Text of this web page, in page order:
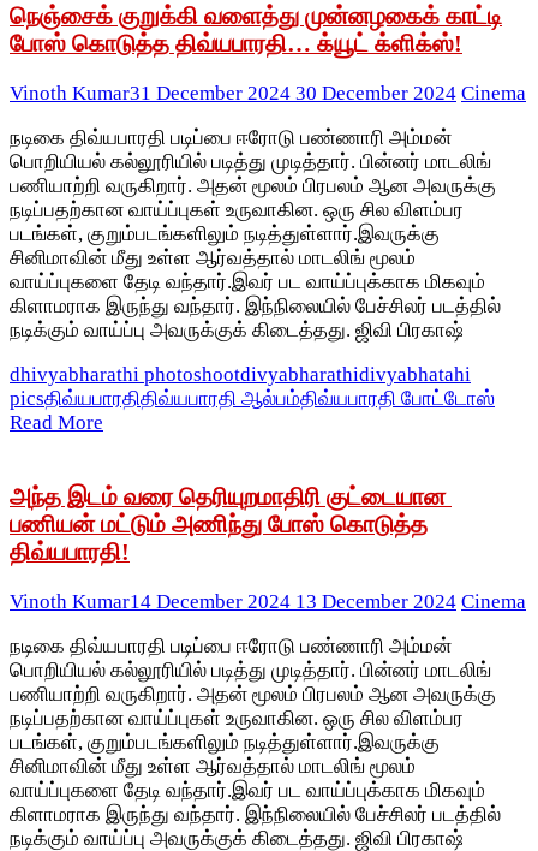
நெஞ்சைக் குறுக்கி வளைத்து முன்னழகைக் காட்டி
போஸ் கொடுத்த திவ்யபாரதி… க்யூட் க்ளிக்ஸ்!
Vinoth Kumar31 December 2024 30 December 2024 Cinema
நடிகை திவ்யபாரதி படிப்பை ஈரோடு பண்ணாரி அம்மன்
பொறியியல் கல்லூரியில் படித்து முடித்தார். பின்னர் மாடலிங்
பணியாற்றி வருகிறார். அதன் மூலம் பிரபலம் ஆன அவருக்கு
நடிப்பதற்கான வாய்ப்புகள் உருவாகின. ஒரு சில விளம்பர
படங்கள், குறும்படங்களிலும் நடித்துள்ளார்.இவருக்கு
சினிமாவின் மீது உள்ள ஆர்வத்தால் மாடலிங் மூலம்
வாய்ப்புகளை தேடி வந்தார்.இவர் பட வாய்ப்புக்காக மிகவும்
கிளாமராக இருந்து வந்தார். இந்நிலையில் பேச்சிலர் படத்தில்
நடிக்கும் வாய்ப்பு அவருக்குக் கிடைத்தது. ஜிவி பிரகாஷ்
dhivyabharathi photoshootdivyabharathidivyabhatahi
picsதிவ்யபாரதிதிவ்யபாரதி ஆல்பம்திவ்யபாரதி போட்டோஸ்
Read More
அந்த இடம் வரை தெரியுறமாதிரி குட்டையான
பணியன் மட்டும் அணிந்து போஸ் கொடுத்த
திவ்யபாரதி!
Vinoth Kumar14 December 2024 13 December 2024 Cinema
நடிகை திவ்யபாரதி படிப்பை ஈரோடு பண்ணாரி அம்மன்
பொறியியல் கல்லூரியில் படித்து முடித்தார். பின்னர் மாடலிங்
பணியாற்றி வருகிறார். அதன் மூலம் பிரபலம் ஆன அவருக்கு
நடிப்பதற்கான வாய்ப்புகள் உருவாகின. ஒரு சில விளம்பர
படங்கள், குறும்படங்களிலும் நடித்துள்ளார்.இவருக்கு
சினிமாவின் மீது உள்ள ஆர்வத்தால் மாடலிங் மூலம்
வாய்ப்புகளை தேடி வந்தார்.இவர் பட வாய்ப்புக்காக மிகவும்
கிளாமராக இருந்து வந்தார். இந்நிலையில் பேச்சிலர் படத்தில்
நடிக்கும் வாய்ப்பு அவருக்குக் கிடைத்தது. ஜிவி பிரகாஷ்